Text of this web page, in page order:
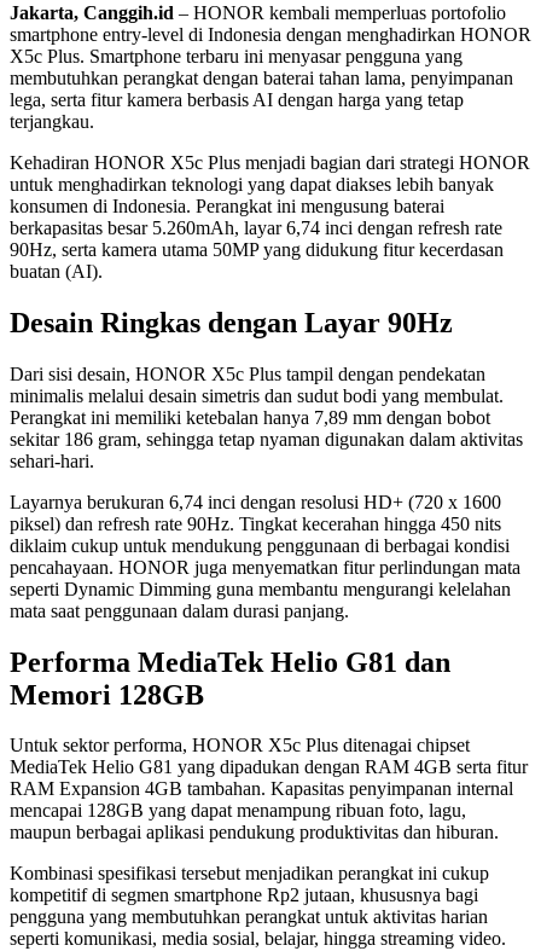
Jakarta, Canggih.id – HONOR kembali memperluas portofolio
smartphone entry-level di Indonesia dengan menghadirkan HONOR
X5c Plus. Smartphone terbaru ini menyasar pengguna yang
membutuhkan perangkat dengan baterai tahan lama, penyimpanan
lega, serta fitur kamera berbasis AI dengan harga yang tetap
terjangkau.
Kehadiran HONOR X5c Plus menjadi bagian dari strategi HONOR
untuk menghadirkan teknologi yang dapat diakses lebih banyak
konsumen di Indonesia. Perangkat ini mengusung baterai
berkapasitas besar 5.260mAh, layar 6,74 inci dengan refresh rate
90Hz, serta kamera utama 50MP yang didukung fitur kecerdasan
buatan (AI).
Desain Ringkas dengan Layar 90Hz
Dari sisi desain, HONOR X5c Plus tampil dengan pendekatan
minimalis melalui desain simetris dan sudut bodi yang membulat.
Perangkat ini memiliki ketebalan hanya 7,89 mm dengan bobot
sekitar 186 gram, sehingga tetap nyaman digunakan dalam aktivitas
sehari-hari.
Layarnya berukuran 6,74 inci dengan resolusi HD+ (720 x 1600
piksel) dan refresh rate 90Hz. Tingkat kecerahan hingga 450 nits
diklaim cukup untuk mendukung penggunaan di berbagai kondisi
pencahayaan. HONOR juga menyematkan fitur perlindungan mata
seperti Dynamic Dimming guna membantu mengurangi kelelahan
mata saat penggunaan dalam durasi panjang.
Performa MediaTek Helio G81 dan
Memori 128GB
Untuk sektor performa, HONOR X5c Plus ditenagai chipset
MediaTek Helio G81 yang dipadukan dengan RAM 4GB serta fitur
RAM Expansion 4GB tambahan. Kapasitas penyimpanan internal
mencapai 128GB yang dapat menampung ribuan foto, lagu,
maupun berbagai aplikasi pendukung produktivitas dan hiburan.
Kombinasi spesifikasi tersebut menjadikan perangkat ini cukup
kompetitif di segmen smartphone Rp2 jutaan, khususnya bagi
pengguna yang membutuhkan perangkat untuk aktivitas harian
seperti komunikasi, media sosial, belajar, hingga streaming video.